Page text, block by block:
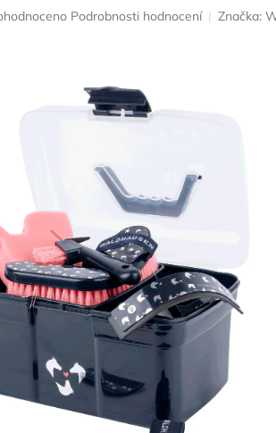
Podrobnosti hodnocení Značka: